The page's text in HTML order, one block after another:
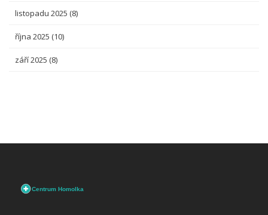
listopadu 2025 (8)
října 2025 (10)
září 2025 (8)